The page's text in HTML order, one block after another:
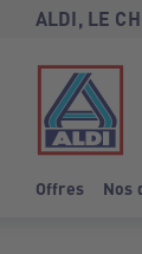
ALDI, LE
Offres Nos